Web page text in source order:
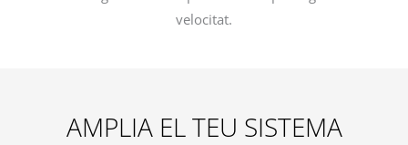
velocitat.
AMPLIA EL TEU SISTEMA​